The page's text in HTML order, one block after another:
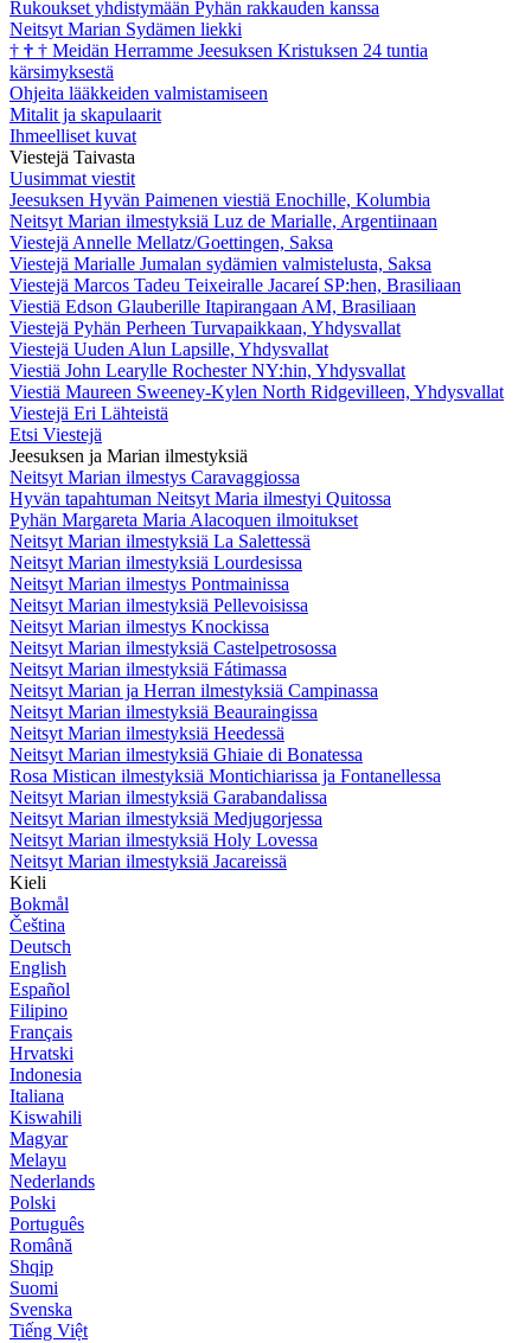
Rukoukset yhdistymään Pyhän rakkauden kanssa
Neitsyt Marian Sydämen liekki
† † † Meidän Herramme Jeesuksen Kristuksen 24 tuntia
kärsimyksestä
Ohjeita lääkkeiden valmistamiseen
Mitalit ja skapulaarit
Ihmeelliset kuvat
Viestejä Taivasta
Uusimmat viestit
Jeesuksen Hyvän Paimenen viestiä Enochille, Kolumbia
Neitsyt Marian ilmestyksiä Luz de Marialle, Argentiinaan
Viestejä Annelle Mellatz/Goettingen, Saksa
Viestejä Marialle Jumalan sydämien valmistelusta, Saksa
Viestejä Marcos Tadeu Teixeiralle Jacareí SP:hen, Brasiliaan
Viestiä Edson Glauberille Itapirangaan AM, Brasiliaan
Viestejä Pyhän Perheen Turvapaikkaan, Yhdysvallat
Viestejä Uuden Alun Lapsille, Yhdysvallat
Viestiä John Learylle Rochester NY:hin, Yhdysvallat
Viestiä Maureen Sweeney-Kylen North Ridgevilleen, Yhdysvallat
Viestejä Eri Lähteistä
Etsi Viestejä
Jeesuksen ja Marian ilmestyksiä
Neitsyt Marian ilmestys Caravaggiossa
Hyvän tapahtuman Neitsyt Maria ilmestyi Quitossa
Pyhän Margareta Maria Alacoquen ilmoitukset
Neitsyt Marian ilmestyksiä La Salettessä
Neitsyt Marian ilmestyksiä Lourdesissa
Neitsyt Marian ilmestys Pontmainissa
Neitsyt Marian ilmestyksiä Pellevoisissa
Neitsyt Marian ilmestys Knockissa
Neitsyt Marian ilmestyksiä Castelpetrosossa
Neitsyt Marian ilmestyksiä Fátimassa
Neitsyt Marian ja Herran ilmestyksiä Campinassa
Neitsyt Marian ilmestyksiä Beauraingissa
Neitsyt Marian ilmestyksiä Heedessä
Neitsyt Marian ilmestyksiä Ghiaie di Bonatessa
Rosa Mistican ilmestyksiä Montichiarissa ja Fontanellessa
Neitsyt Marian ilmestyksiä Garabandalissa
Neitsyt Marian ilmestyksiä Medjugorjessa
Neitsyt Marian ilmestyksiä Holy Lovessa
Neitsyt Marian ilmestyksiä Jacareissä
Kieli
Bokmål
Čeština
Deutsch
English
Español
Filipino
Français
Hrvatski
Indonesia
Italiana
Kiswahili
Magyar
Melayu
Nederlands
Polski
Português
Română
Shqip
Suomi
Svenska
Tiếng Việt